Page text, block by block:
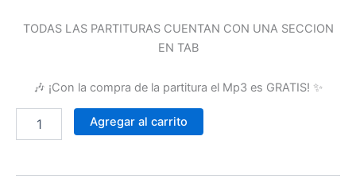
TODAS LAS PARTITURAS CUENTAN CON UNA SECCION
EN TAB
🎶 ¡Con la compra de la partitura el Mp3 es GRATIS! ✨
Agregar al carrito